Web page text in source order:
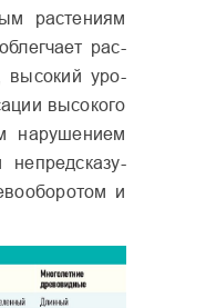
растени­ям
рас­
высокий уро­
высоко­го
нарушени­ем
непредсказу­
и